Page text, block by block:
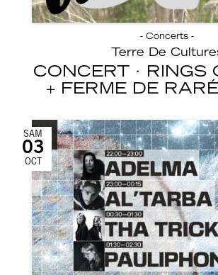
- Concerts -
Terre De
CONCERT · RINGS
FERME DE
SAM
03
OCT